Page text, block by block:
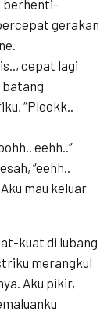
berhenti-
gerakan
cepat lagi
batang
“Pleekk..
eehh..”
“eehh..
mau keluar
kuat di lubang
merangkul
Aku pikir,